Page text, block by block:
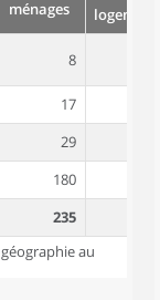
ménages
logement
8
17
29
180
235
au